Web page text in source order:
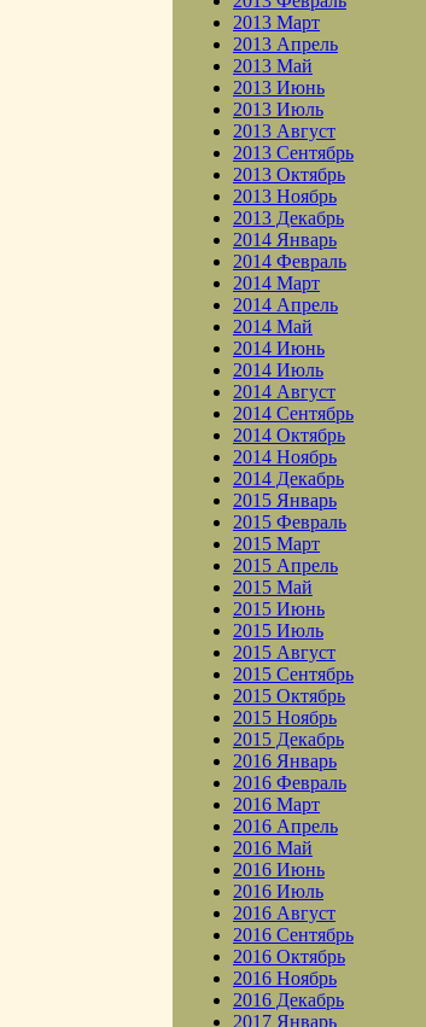
2013 Март
2013 Апрель
2013 Май
2013 Июнь
2013 Июль
2013 Август
2013 Сентябрь
2013 Октябрь
2013 Ноябрь
2013 Декабрь
2014 Январь
2014 Февраль
2014 Март
2014 Апрель
2014 Май
2014 Июнь
2014 Июль
2014 Август
2014 Сентябрь
2014 Октябрь
2014 Ноябрь
2014 Декабрь
2015 Январь
2015 Февраль
2015 Март
2015 Апрель
2015 Май
2015 Июнь
2015 Июль
2015 Август
2015 Сентябрь
2015 Октябрь
2015 Ноябрь
2015 Декабрь
2016 Январь
2016 Февраль
2016 Март
2016 Апрель
2016 Май
2016 Июнь
2016 Июль
2016 Август
2016 Сентябрь
2016 Октябрь
2016 Ноябрь
2016 Декабрь
2017 Январь